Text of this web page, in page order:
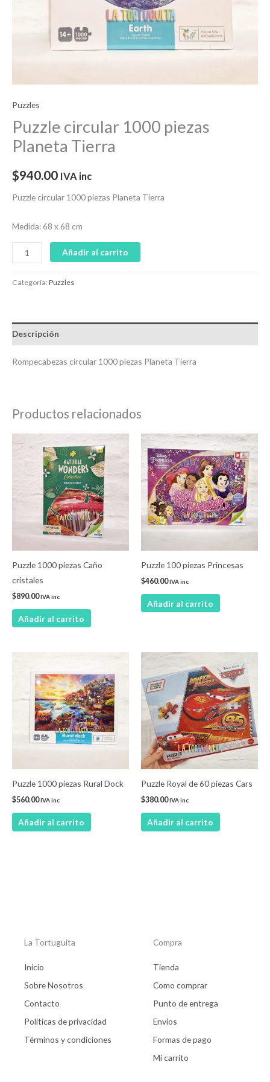
Puzzles
Puzzle circular 1000 piezas
Planeta Tierra
$940.00 IVA inc
Puzzle circular 1000 piezas Planeta Tierra
Medida: 68 x 68 cm
Añadir al carrito
Categoría:Puzzles
Descripción
Rompecabezas circular 1000 piezas Planeta Tierra
Productos relacionados
Puzzle 1000 piezas Caño
cristales
$890.00IVA inc
Añadir al carrito
Puzzle 100 piezas Princesas
$460.00IVA inc
Añadir al carrito
Puzzle 1000 piezas Rural Dock
$560.00IVA inc
Añadir al carrito
Puzzle Royal de 60 piezas Cars
$380.00IVA inc
Añadir al carrito
La Tortuguita
Inicio
Sobre Nosotros
Contacto
Politicas de privacidad
Términos y condiciones
Compra
Tienda
Como comprar
Punto de entrega
Envios
Formas de pago
Mi carrito